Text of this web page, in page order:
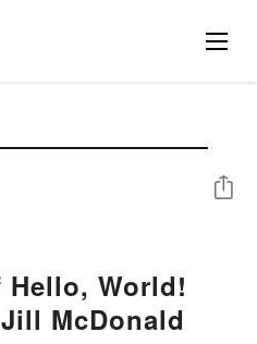
Hello, World!
McDonald
シェア